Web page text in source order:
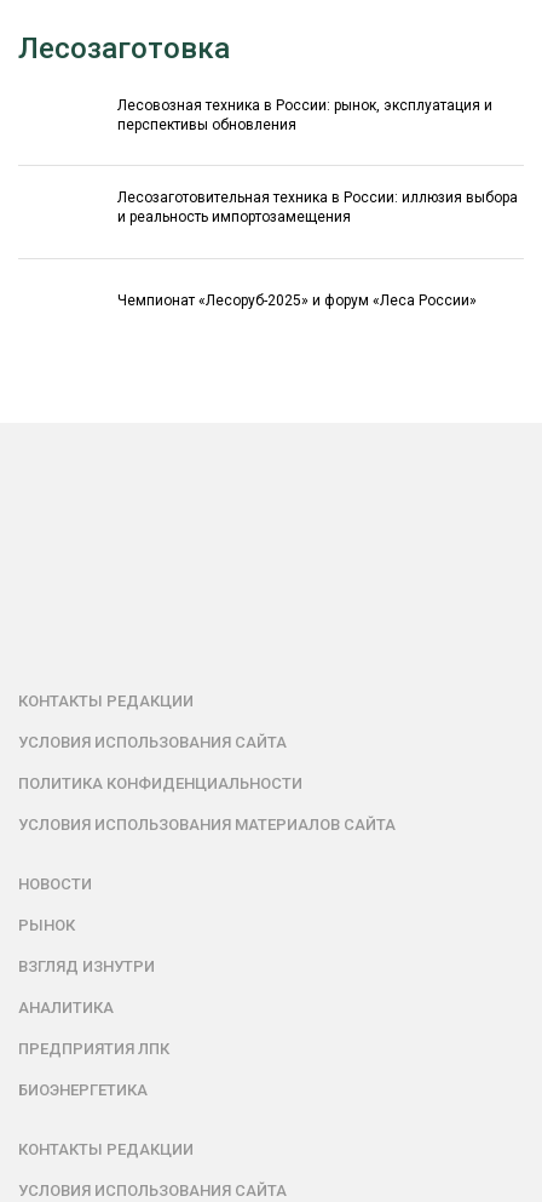
Лесозаготовка
Лесовозная техника в России: рынок, эксплуатация и
перспективы обновления
Лесозаготовительная техника в России: иллюзия выбора
и реальность импортозамещения
Чемпионат «Лесоруб-2025» и форум «Леса России»
КОНТАКТЫ РЕДАКЦИИ
УСЛОВИЯ ИСПОЛЬЗОВАНИЯ САЙТА
ПОЛИТИКА КОНФИДЕНЦИАЛЬНОСТИ
УСЛОВИЯ ИСПОЛЬЗОВАНИЯ МАТЕРИАЛОВ САЙТА
НОВОСТИ
РЫНОК
ВЗГЛЯД ИЗНУТРИ
АНАЛИТИКА
ПРЕДПРИЯТИЯ ЛПК
БИОЭНЕРГЕТИКА
КОНТАКТЫ РЕДАКЦИИ
УСЛОВИЯ ИСПОЛЬЗОВАНИЯ САЙТА